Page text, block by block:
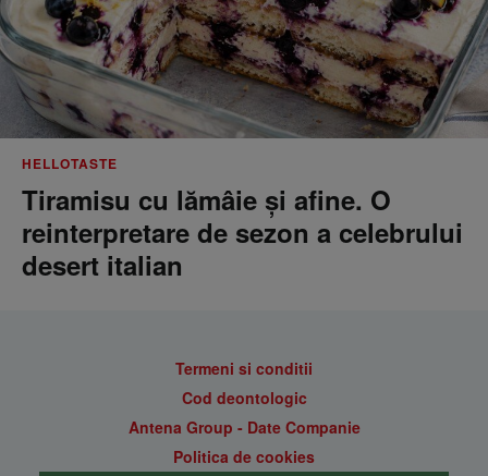
HELLOTASTE
Tiramisu cu lămâie și afine. O
reinterpretare de sezon a celebrului
desert italian
Termeni si conditii
Cod deontologic
Antena Group - Date Companie
Politica de cookies